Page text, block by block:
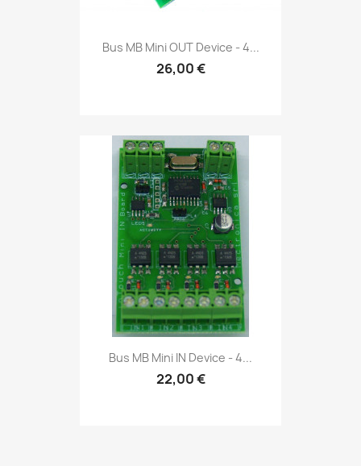
Bus MB Mini OUT Device - 4...
26,00 €
Bus MB Mini IN Device - 4...
22,00 €